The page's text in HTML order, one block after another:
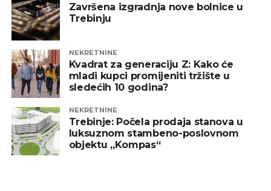
Završena izgradnja nove bolnice u
Trebinju
NEKRETNINE
Kvadrat za generaciju Z: Kako će
mladi kupci promijeniti tržište u
sledećih 10 godina?
NEKRETNINE
Trebinje: Počela prodaja stanova u
luksuznom stambeno-poslovnom
objektu „Kompas“